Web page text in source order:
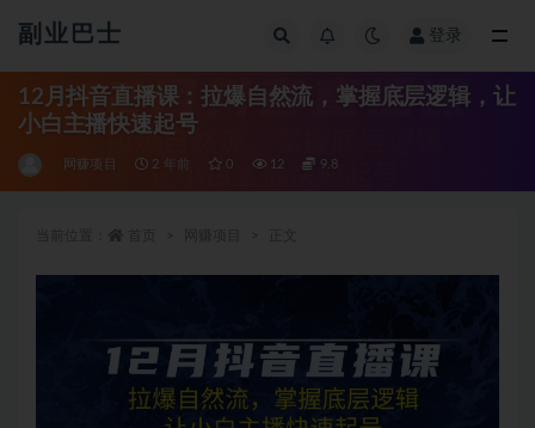
副业巴士 登录
12月抖音直播课：拉爆自然流，掌握底层逻辑，让
小白主播快速起号
网赚项目 2 年前 0 12 9.8